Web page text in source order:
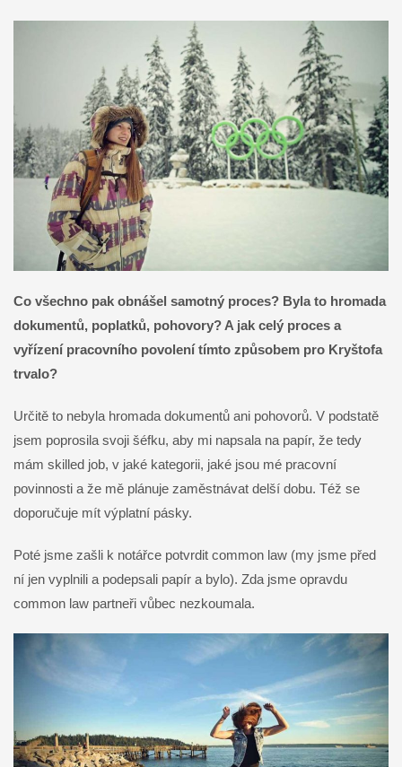
Co všechno pak obnášel samotný proces? Byla to hromada
dokumentů, poplatků, pohovory? A jak celý proces a
vyřízení pracovního povolení tímto způsobem pro Kryštofa
trvalo?
Určitě to nebyla hromada dokumentů ani pohovorů. V podstatě
jsem poprosila svoji šéfku, aby mi napsala na papír, že tedy
mám skilled job, v jaké kategorii, jaké jsou mé pracovní
povinnosti a že mě plánuje zaměstnávat delší dobu. Též se
doporučuje mít výplatní pásky.
Poté jsme zašli k notářce potvrdit common law (my jsme před
ní jen vyplnili a podepsali papír a bylo). Zda jsme opravdu
common law partneři vůbec nezkoumala.